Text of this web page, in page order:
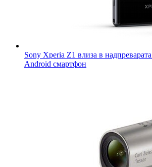
Sony Xperia Z1 влиза в
Android смартфон